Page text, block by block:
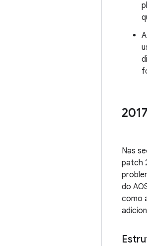
Nas
patch
do
como